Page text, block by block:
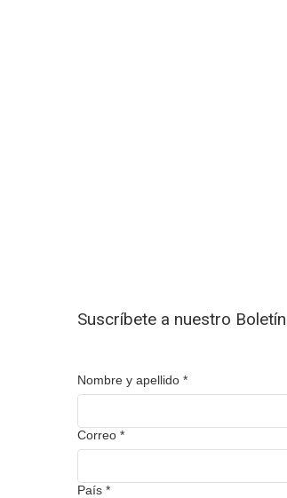
Suscríbete a nuestro Boletín
Nombre y apellido *
Correo *
País *